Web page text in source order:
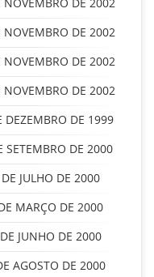
NOVEMBRO DE 2002
NOVEMBRO DE 2002
NOVEMBRO DE 2002
DEZEMBRO DE 1999
SETEMBRO DE 2000
JULHO DE 2000
MARÇO DE 2000
JUNHO DE 2000
AGOSTO DE 2000